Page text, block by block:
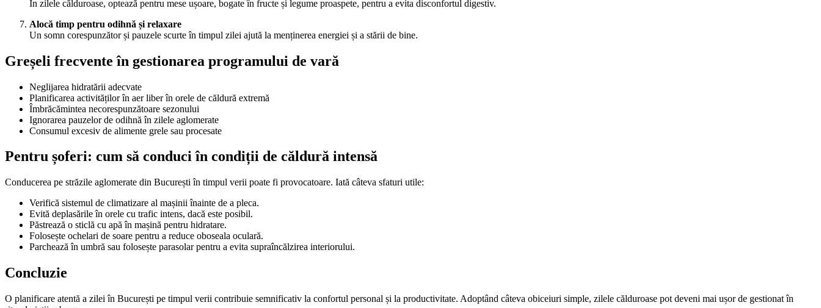
În zilele călduroase, optează pentru mese ușoare, bogate în fructe și legume proaspete, pentru a evita disconfortul digestiv.
Alocă timp pentru odihnă și relaxare
Un somn corespunzător și pauzele scurte în timpul zilei ajută la menținerea energiei și a stării de bine.
Greșeli frecvente în gestionarea programului de vară
Neglijarea hidratării adecvate
Planificarea activităților în aer liber în orele de căldură extremă
Îmbrăcămintea necorespunzătoare sezonului
Ignorarea pauzelor de odihnă în zilele aglomerate
Consumul excesiv de alimente grele sau procesate
Pentru șoferi: cum să conduci în condiții de căldură intensă
Conducerea pe străzile aglomerate din București în timpul verii poate fi provocatoare. Iată câteva sfaturi utile:
Verifică sistemul de climatizare al mașinii înainte de a pleca.
Evită deplasările în orele cu trafic intens, dacă este posibil.
Păstrează o sticlă cu apă în mașină pentru hidratare.
Folosește ochelari de soare pentru a reduce oboseala oculară.
Parchează în umbră sau folosește parasolar pentru a evita supraîncălzirea interiorului.
Concluzie
O planificare atentă a zilei în București pe timpul verii contribuie semnificativ la confortul personal și la productivitate. Adoptând câteva obiceiuri simple, zilele călduroase pot deveni mai ușor de gestionat în